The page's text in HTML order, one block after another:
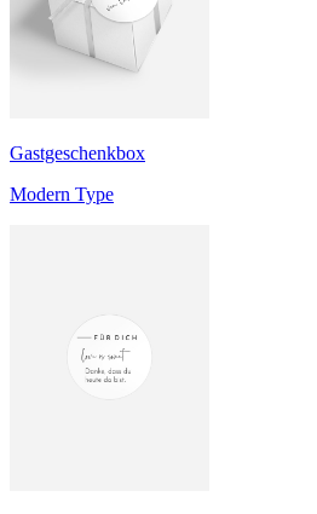
Gastgeschenkbox
Modern Type